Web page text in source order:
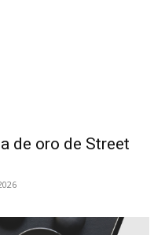
de oro de Street